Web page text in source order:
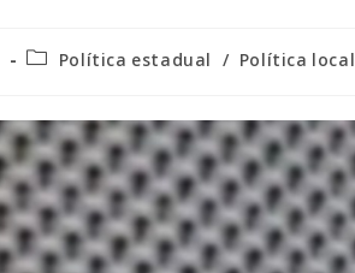
Categoria
Política estadual / Política local